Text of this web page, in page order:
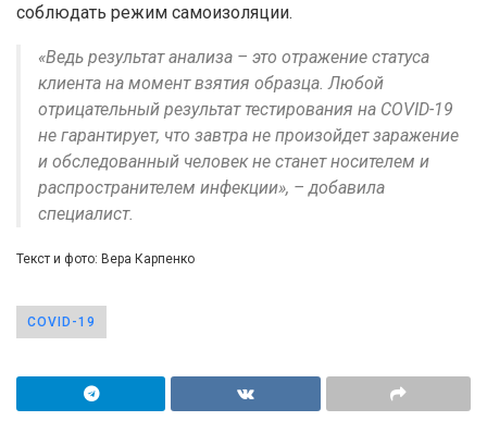
соблюдать режим самоизоляции.
«Ведь результат анализа – это отражение статуса
клиента на момент взятия образца. Любой
отрицательный результат тестирования на COVID-19
не гарантирует, что завтра не произойдет заражение
и обследованный человек не станет носителем и
распространителем инфекции», – добавила
специалист.
Текст и фото: Вера Карпенко
COVID-19